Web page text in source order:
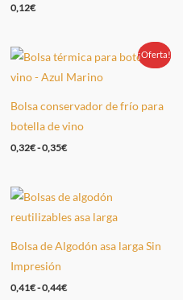
0,12€
Oferta!
¡Oferta!
Bolsa conservador de frío para
botella de vino
0,32€-0,35€
Bolsa de Algodón asa larga Sin
Impresión
0,41€-0,44€